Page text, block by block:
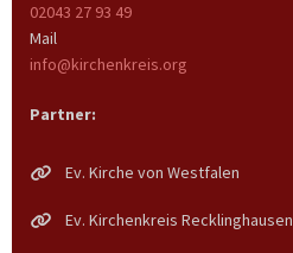
02043 27 93 49
Mail
info@kirchenkreis.org
Partner:
Ev. Kirche von Westfalen
Ev. Kirchenkreis Recklinghausen